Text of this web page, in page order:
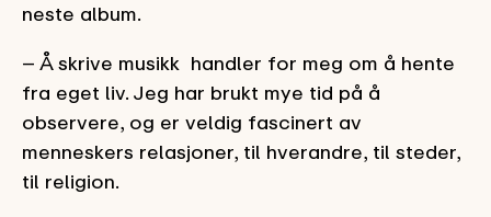
neste album.
– Å skrive musikk handler for meg om å hente
fra eget liv. Jeg har brukt mye tid på å
observere, og er veldig fascinert av
menneskers relasjoner, til hverandre, til steder,
til religion.